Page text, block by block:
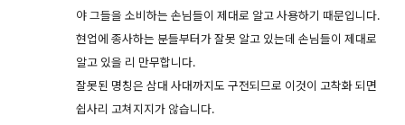
야 그들을 소비하는 손님들이 제대로 알고 사용하기 때문입니다.
현업에 종사하는 분들부터가 잘못 알고 있는데 손님들이 제대로
알고 있을 리 만무합니다.
잘못된 명칭은 삼대 사대까지도 구전되므로 이것이 고착화 되면
쉽사리 고쳐지지가 않습니다.